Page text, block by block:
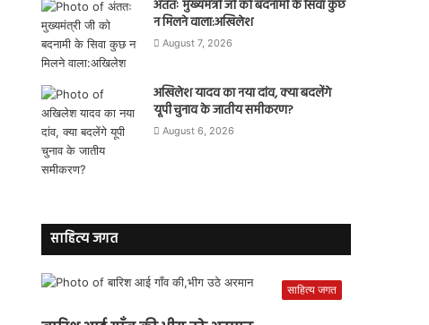
अंततः मुख्यमंत्री जी को बदनामी के सिवा कुछ
न मिलने वाला:अखिलेश
August 7, 2026
अखिलेश यादव का नया दांव, क्या बदलेंगे
यूपी चुनाव के जातीय समीकरण?
August 6, 2026
साहित्य जगत
साहित्य जगत